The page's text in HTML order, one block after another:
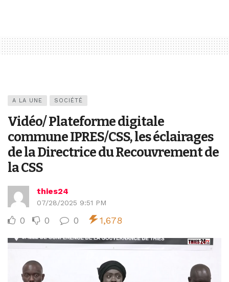
A LA UNE SOCIÉTÉ
Vidéo/ Plateforme digitale
commune IPRES/CSS, les éclairages
de la Directrice du Recouvrement de
la CSS
thies24
07/28/2025 9:51 PM
0 0 0 1,678